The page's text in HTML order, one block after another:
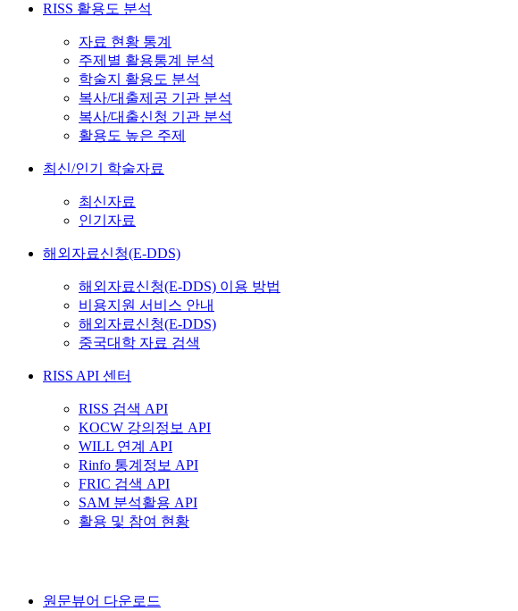
RISS 활용도 분석
자료 현황 통계
주제별 활용통계 분석
학술지 활용도 분석
복사/대출제공 기관 분석
복사/대출신청 기관 분석
활용도 높은 주제
최신/인기 학술자료
최신자료
인기자료
해외자료신청(E-DDS)
해외자료신청(E-DDS) 이용 방법
비용지원 서비스 안내
해외자료신청(E-DDS)
중국대학 자료 검색
RISS API 센터
RISS 검색 API
KOCW 강의정보 API
WILL 연계 API
Rinfo 통계정보 API
FRIC 검색 API
SAM 분석활용 API
활용 및 참여 현황
원문뷰어 다운로드